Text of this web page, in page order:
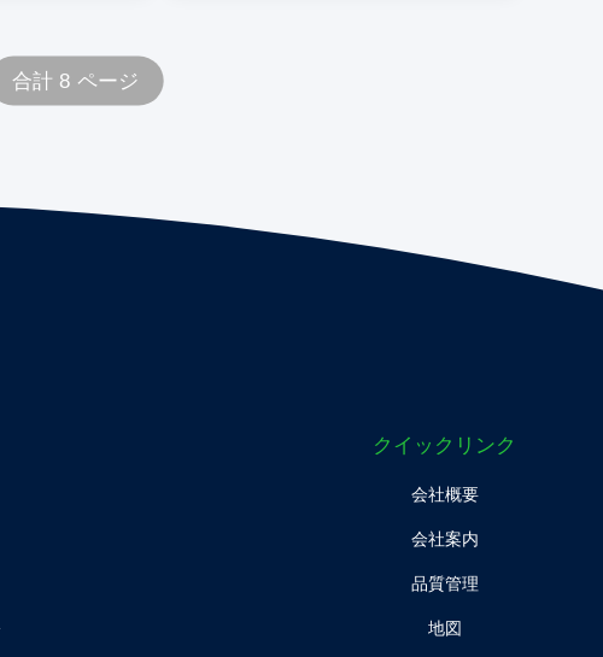
合計 8 ページ
クイックリンク
会社概要
会社案内
品質管理
地図